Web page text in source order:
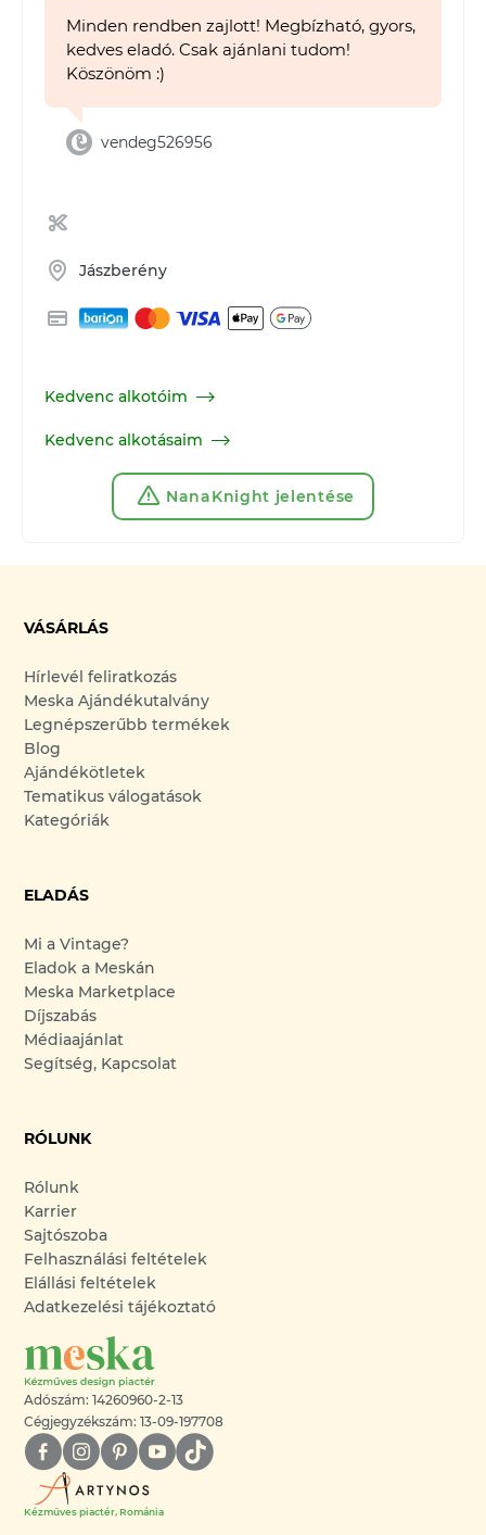
Minden rendben zajlott! Megbízható, gyors,
kedves eladó. Csak ajánlani tudom!
Köszönöm :)
vendeg526956
Jászberény
Kedvenc alkotóim
Kedvenc alkotásaim
NanaKnight jelentése
VÁSÁRLÁS
Hírlevél feliratkozás
Meska Ajándékutalvány
Legnépszerűbb termékek
Blog
Ajándékötletek
Tematikus válogatások
Kategóriák
ELADÁS
Mi a Vintage?
Eladok a Meskán
Meska Marketplace
Díjszabás
Médiaajánlat
Segítség, Kapcsolat
RÓLUNK
Rólunk
Karrier
Sajtószoba
Felhasználási feltételek
Elállási feltételek
Adatkezelési tájékoztató
Adószám: 14260960-2-13
Cégjegyzékszám: 13-09-197708
Kézműves piactér, Románia